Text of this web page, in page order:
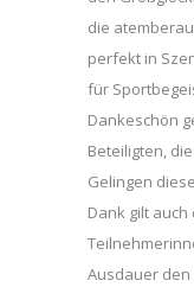
die
perfekt in
für
Dankeschön
Beteiligten,
Gelingen
Dank gilt
Ausdauer den